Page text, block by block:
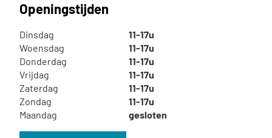
Openingstijden
Dinsdag
11-17u
Woensdag
11-17u
Donderdag
11-17u
Vrijdag
11-17u
Zaterdag
11-17u
Zondag
11-17u
Maandag
gesloten